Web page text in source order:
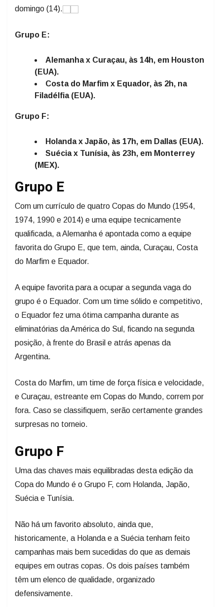
domingo (14).
Grupo E:
Alemanha x Curaçau, às 14h, em Houston
(EUA).
Costa do Marfim x Equador, às 2h, na
Filadélfia (EUA).
Grupo F:
Holanda x Japão, às 17h, em Dallas (EUA).
Suécia x Tunísia, às 23h, em Monterrey
(MEX).
Grupo E
Com um currículo de quatro Copas do Mundo (1954,
1974, 1990 e 2014) e uma equipe tecnicamente
qualificada, a Alemanha é apontada como a equipe
favorita do Grupo E, que tem, ainda, Curaçau, Costa
do Marfim e Equador.
A equipe favorita para a ocupar a segunda vaga do
grupo é o Equador. Com um time sólido e competitivo,
o Equador fez uma ótima campanha durante as
eliminatórias da América do Sul, ficando na segunda
posição, à frente do Brasil e atrás apenas da
Argentina.
Costa do Marfim, um time de força física e velocidade,
e Curaçau, estreante em Copas do Mundo, correm por
fora. Caso se classifiquem, serão certamente grandes
surpresas no torneio.
Grupo F
Uma das chaves mais equilibradas desta edição da
Copa do Mundo é o Grupo F, com Holanda, Japão,
Suécia e Tunísia.
Não há um favorito absoluto, ainda que,
historicamente, a Holanda e a Suécia tenham feito
campanhas mais bem sucedidas do que as demais
equipes em outras copas. Os dois países também
têm um elenco de qualidade, organizado
defensivamente.